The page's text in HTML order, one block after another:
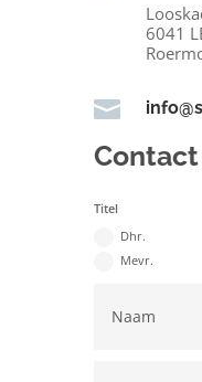
6041

Titel
Dhr.
Mevr.